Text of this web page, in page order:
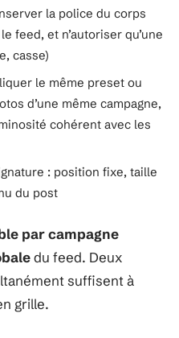
la police du corps
feed, et n’autoriser qu’une
casse)
le même preset ou
d’une même campagne,
cohérent avec les
: position fixe, taille
du post
par campagne
du feed. Deux
suffisent à
grille.